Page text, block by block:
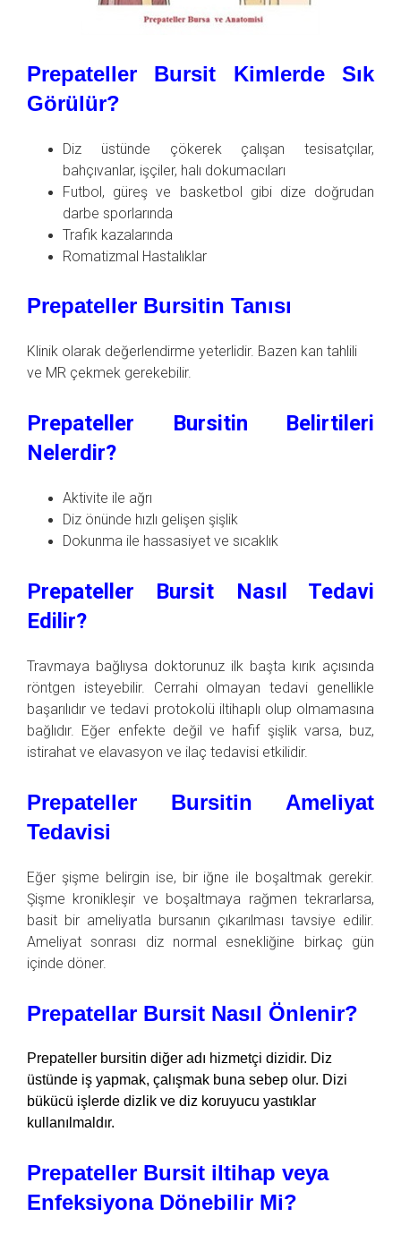
Prepateller Bursit Kimlerde Sık
Görülür?
Diz üstünde çökerek çalışan tesisatçılar,
bahçıvanlar, işçiler, halı dokumacıları
Futbol, güreş ve basketbol gibi dize doğrudan
darbe sporlarında
Trafik kazalarında
Romatizmal Hastalıklar
Prepateller Bursitin Tanısı
Klinik olarak değerlendirme yeterlidir. Bazen kan tahlili
ve MR çekmek gerekebilir.
Prepateller Bursitin Belirtileri
Nelerdir?
Aktivite ile ağrı
Diz önünde hızlı gelişen şişlik
Dokunma ile hassasiyet ve sıcaklık
Prepateller Bursit Nasıl Tedavi
Edilir?
Travmaya bağlıysa doktorunuz ilk başta kırık açısında
röntgen isteyebilir. Cerrahi olmayan tedavi genellikle
başarılıdır ve tedavi protokolü iltihaplı olup olmamasına
bağlıdır. Eğer enfekte değil ve hafif şişlik varsa, buz,
istirahat ve elavasyon ve ilaç tedavisi etkilidir.
Prepateller Bursitin Ameliyat
Tedavisi
Eğer şişme belirgin ise, bir iğne ile boşaltmak gerekir.
Şişme kronikleşir ve boşaltmaya rağmen tekrarlarsa,
basit bir ameliyatla bursanın çıkarılması tavsiye edilir.
Ameliyat sonrası diz normal esnekliğine birkaç gün
içinde döner.
Prepatellar Bursit Nasıl Önlenir?
Prepateller bursitin diğer adı hizmetçi dizidir. Diz
üstünde iş yapmak, çalışmak buna sebep olur. Dizi
bükücü işlerde dizlik ve diz koruyucu yastıklar
kullanılmaldır.
Prepateller Bursit iltihap veya
Enfeksiyona Dönebilir Mi?